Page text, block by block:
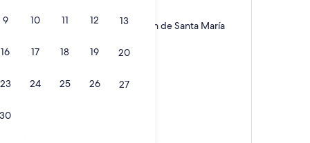
9 10 11 12 13
16 17 18 19 20
23 24 25 26 27
30
a 1.5 mi de Iglesia de la Asunción de Santa María
and
with high